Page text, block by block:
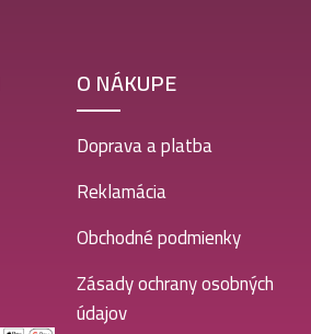
O NÁKUPE
Doprava a platba
Reklamácia
Obchodné podmienky
Zásady ochrany osobných
údajov